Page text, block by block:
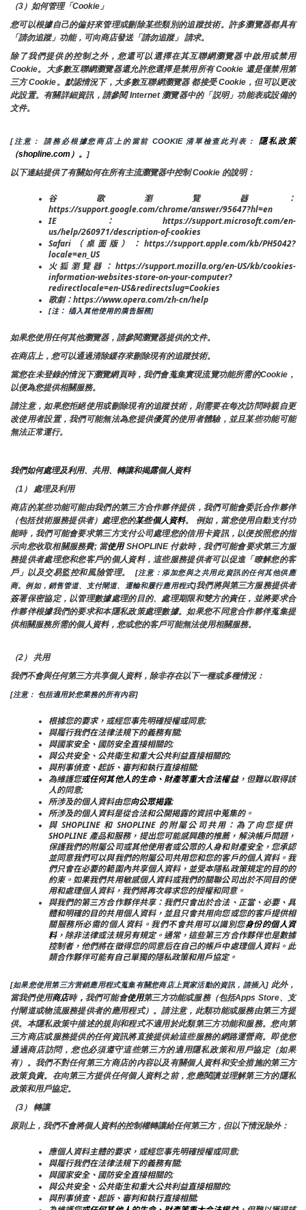
（3）如何管理「Cookie」
您可以根據自己的偏好來管理或刪除某些類別的追蹤技術。許多瀏覽器都具有
「請勿追蹤」功能，可向商店發送「請勿追蹤」 請求。
除了我們提供的控制之外，您還可以選擇在其互聯網瀏覽器中啟用或禁用
Cookie。大多數互聯網瀏覽器還允許您選擇是禁用所有 Cookie 還是僅禁用第
三方 Cookie。默認情況下，大多數互聯網瀏覽器 都接受 Cookie，但可以更改
此設置。有關詳細資訊，請參閱 Internet 瀏覽器中的「説明」功能表或設備的
文件。
[注意： 請務必根據您商店上的當前 COOKIE 清單檢查此列表： 隱私政策
（shopline.com）。
]
以下連結提供了有關如何在所有主流瀏覽器中控制 Cookie 的說明：
谷歌瀏覽器：
https://support.google.com/chrome/answer/95647?hl=en
IE：https://support.microsoft.com/en-
us/help/260971/description-of-cookies
Safari（桌面版）：https://support.apple.com/kb/PH5042?
locale=en_US
火狐瀏覽器：https://support.mozilla.org/en-US/kb/cookies-
information-websites-store-on-your-computer?
redirectlocale=en-US&redirectslug=Cookies
歌劇：https://www.opera.com/zh-cn/help
[注： 插入其他使用的廣告服務]
如果您使用任何其他瀏覽器，請參閱瀏覽器提供的文件。
在商店上，您可以通過清除緩存來刪除現有的追蹤技術。
當您在未登錄的情況下瀏覽網頁時，我們會蒐集實現流覽功能所需的Cookie，
以便為您提供相關服務。
請注意，如果您拒絕使用或刪除現有的追蹤技術，則需要在每次訪問時親自更
改使用者設置，我們可能無法為您提供優質的使用者體驗，並且某些功能可能
無法正常運行。
我們如何處理及利用、共用、轉讓和揭露個人資料
（1） 處理及利用
商店的某些功能可能由我們的第三方合作夥伴提供，我們可能會委託合作夥伴
（包括技術服務提供者）處理您的某些個人資料。 例如，當您使用自動支付功
能時，我們可能會要求第三方支付公司處理您的信用卡資訊，以便按照您的指
示向您收取相關服務費; 當使用 SHOPLINE 付款時，我們可能會要求第三方服
務提供者處理您和您客戶的個人資料，這些服務提供者可以促進「瞭解您的客
戶」以及交易監控和風險管理。
[注意：添加您與之共用此資訊的任何其他供應
商。例如，銷售管道、支付閘道、運輸和履行應用程式]我們將與第三方服務提供者
簽署保密協定，以管理數據處理的目的、處理期限和雙方的責任，並將要求合
作夥伴根據我們的要求和本隱私政策處理數據。如果您不同意合作夥伴蒐集提
供相關服務所需的個人資料，您或您的客戶可能無法使用相關服務。
（2） 共用
我們不會與任何第三方共享個人資料，除非存在以下一種或多種情況：
[注意： 包括適用於您業務的所有內容]
根據您的要求，或經您事先明確授權或同意;
與履行我們在法律法規下的義務有關;
與國家安全、國防安全直接相關的;
與公共安全、公共衛生和重大公共利益直接相關的;
與刑事偵查、起訴、審判和執行直接相關;
為維護您或任何其他人的生命、財產等重大合法權益，但難以取得該
人的同意;
所涉及的個人資料由您向公眾揭露;
所涉及的個人資料是從合法和公開揭露的資訊中蒐集的。
與 SHOPLINE 和 SHOPLINE 的附屬公司共用：為了向您提供
SHOPLINE 產品和服務，提出您可能感興趣的推薦，解決帳戶問題，
保護我們的附屬公司或其他使用者或公眾的人身和財產安全，您承認
並同意我們可以與我們的附屬公司共用您和您的客戶的個人資料。我
們只會在必要的範圍內共享個人資料，並受本隱私政策規定的目的的
約束。如果我們共用敏感個人資料或我們的關聯公司出於不同目的使
用和處理個人資料，我們將再次尋求您的授權和同意。
與我們的第三方合作夥伴共享：我們只會出於合法、正當、必要、具
體和明確的目的共用個人資料，並且只會共用向您或您的客戶提供相
關服務所必需的個人資料。我們不會共用可以識別您身份的個人資
料，除非法律或法規另有規定。通常，這些第三方合作夥伴也是數據
控制者，他們將在徵得您的同意后在自己的帳戶中處理個人資料。此
類合作夥伴可能有自己單獨的隱私政策和用戶協定。
[如果您使用第三方营銷應用程式蒐集有關您商店上買家活動的資訊，請插入] 此外，
當我們使用商店時， 我們可能會使用第三方功能或服務（包括Apps Store、支
付閘道或物流服務提供者的應用程式）。請注意，此類功能或服務由第三方提
供。本隱私政策中描述的規則和程式不適用於此類第三方功能和服務。您向第
三方商店或服務提供的任何資訊將直接提供給這些服務的網路運營商。即使您
通過商店訪問，您也必須遵守這些第三方的適用隱私政策和用戶協定（如果
有）。我們不對任何第三方商店的內容以及有關個人資料和安全措施的第三方
政策負責。在向第三方提供任何個人資料之前，您應閱讀並理解第三方的隱私
政策和用戶協定。
（3） 轉讓
原則上，我們不會將個人資料的控制權轉讓給任何第三方，但以下情況除外：
應個人資料主體的要求，或經您事先明確授權或同意;
與履行我們在法律法規下的義務有關;
與國家安全、國防安全直接相關的;
與公共安全、公共衛生和重大公共利益直接相關的;
與刑事偵查、起訴、審判和執行直接相關;